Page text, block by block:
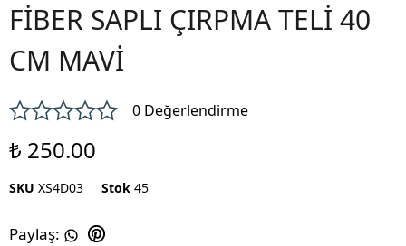
FİBER SAPLI ÇIRPMA TELİ 40
CM MAVİ
0 Değerlendirme
₺ 250.00
SKU XS4D03 Stok 45
Paylaş: